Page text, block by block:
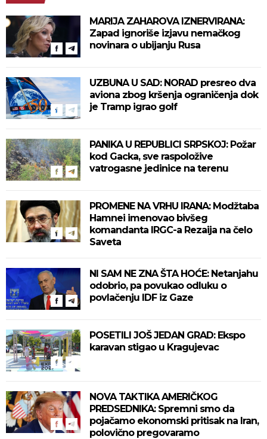
MARIJA ZAHAROVA IZNERVIRANA:
Zapad ignoriše izjavu nemačkog
novinara o ubijanju Rusa
UZBUNA U SAD: NORAD presreo dva
aviona zbog kršenja ograničenja dok
je Tramp igrao golf
PANIKA U REPUBLICI SRPSKOJ: Požar
kod Gacka, sve raspoložive
vatrogasne jedinice na terenu
PROMENE NA VRHU IRANA: Modžtaba
Hamnei imenovao bivšeg
komandanta IRGC-a Rezaija na čelo
Saveta
NI SAM NE ZNA ŠTA HOĆE: Netanjahu
odobrio, pa povukao odluku o
povlačenju IDF iz Gaze
POSETILI JOŠ JEDAN GRAD: Ekspo
karavan stigao u Kragujevac
NOVA TAKTIKA AMERIČKOG
PREDSEDNIKA: Spremni smo da
pojačamo ekonomski pritisak na Iran,
polovično pregovaramo